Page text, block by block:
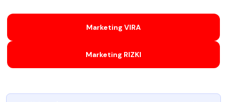
Marketing VIRA
Marketing RIZKI